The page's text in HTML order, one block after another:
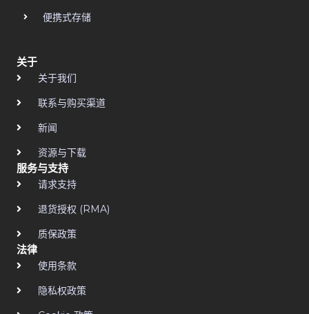
便携式存储
关于
关于我们
联系与购买渠道
新闻
资源与下载
服务与支持
请求支持
退货授权 (RMA)
质保政策
法律
使用条款
隐私权政策